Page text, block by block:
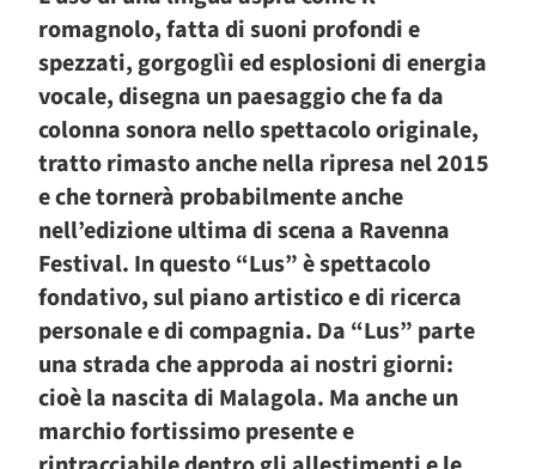
romagnolo, fatta di suoni profondi e
spezzati, gorgoglìi ed esplosioni di energia
vocale, disegna un paesaggio che fa da
colonna sonora nello spettacolo originale,
tratto rimasto anche nella ripresa nel 2015
e che tornerà probabilmente anche
nell’edizione ultima di scena a Ravenna
Festival. In questo“Lus”è spettacolo
fondativo, sul piano artistico e di ricerca
personale e di compagnia. Da “Lus” parte
una strada che approda ai nostri giorni:
cioè la nascita di Malagola. Ma anche un
marchio fortissimo presente e